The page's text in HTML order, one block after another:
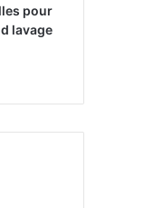
pour
lavage